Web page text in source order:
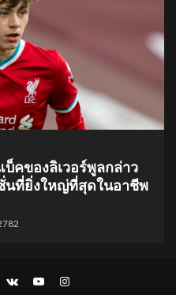
คของลิเวอร์พูลกล่าว
นที่ยิ่งใหญ่ที่สุดในอาชีพ
VK YoutubeInstagram